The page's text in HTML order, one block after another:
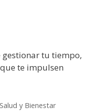
gestionar tu tiempo,
te impulsen
Salud y Bienestar